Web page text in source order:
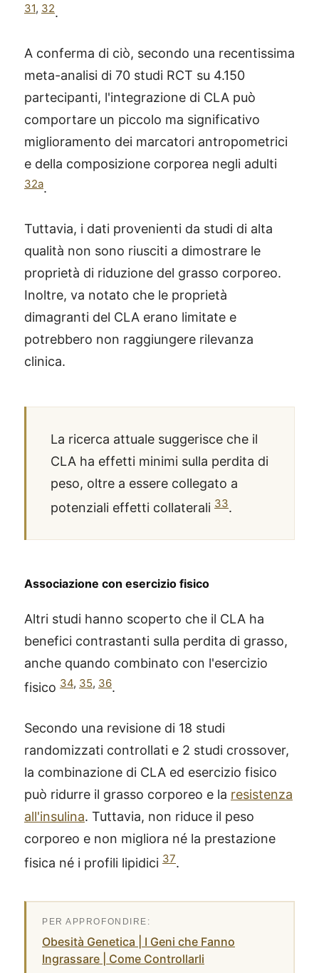
31, 32.
A conferma di ciò, secondo una recentissima
meta-analisi di 70 studi RCT su 4.150
partecipanti, l'integrazione di CLA può
comportare un piccolo ma significativo
miglioramento dei marcatori antropometrici
e della composizione corporea negli adulti
32a.
Tuttavia, i dati provenienti da studi di alta
qualità non sono riusciti a dimostrare le
proprietà di riduzione del grasso corporeo.
Inoltre, va notato che le proprietà
dimagranti del CLA erano limitate e
potrebbero non raggiungere rilevanza
clinica.
La ricerca attuale suggerisce che il
CLA ha effetti minimi sulla perdita di
peso, oltre a essere collegato a
potenziali effetti collaterali 33.
Associazione con esercizio fisico
Altri studi hanno scoperto che il CLA ha
benefici contrastanti sulla perdita di grasso,
anche quando combinato con l'esercizio
fisico 34, 35, 36.
Secondo una revisione di 18 studi
randomizzati controllati e 2 studi crossover,
la combinazione di CLA ed esercizio fisico
può ridurre il grasso corporeo e la resistenza
all'insulina. Tuttavia, non riduce il peso
corporeo e non migliora né la prestazione
fisica né i profili lipidici 37.
Obesità Genetica | I Geni che Fanno
Ingrassare | Come Controllarli